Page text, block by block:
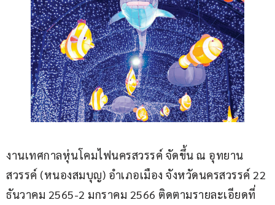
งานเทศกาลหุ่นโคมไฟนครสวรรค์ จัดขึ้น ณ อุทยาน
สวรรค์ (หนองสมบุญ) อำเภอเมือง จังหวัดนครสวรรค์ 22
ธันวาคม 2565-2 มกราคม 2566 ติดตามรายละเอียดที่